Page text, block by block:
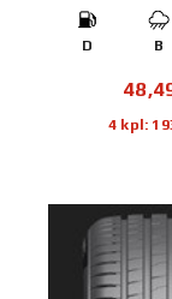
D B
4 kpl: